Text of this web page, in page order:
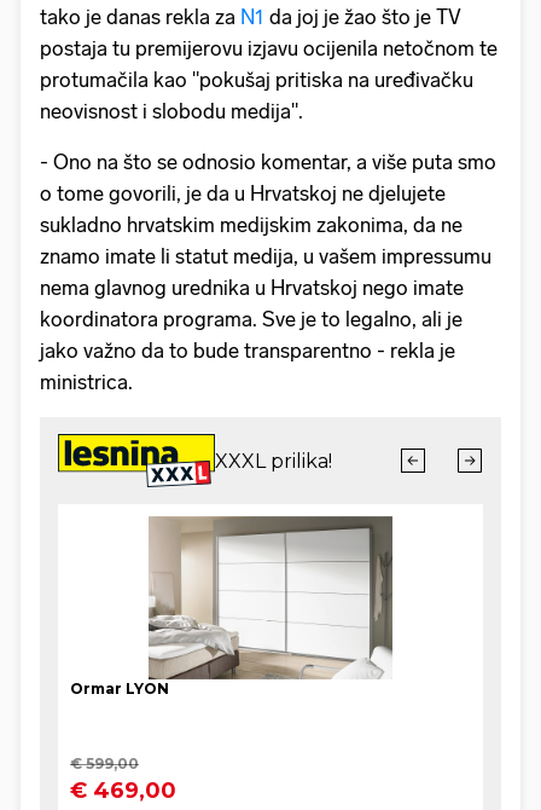
tako je danas rekla za N1 da joj je žao što je TV
postaja tu premijerovu izjavu ocijenila netočnom te
protumačila kao "pokušaj pritiska na uređivačku
neovisnost i slobodu medija".
- Ono na što se odnosio komentar, a više puta smo
o tome govorili, je da u Hrvatskoj ne djelujete
sukladno hrvatskim medijskim zakonima, da ne
znamo imate li statut medija, u vašem impressumu
nema glavnog urednika u Hrvatskoj nego imate
koordinatora programa. Sve je to legalno, ali je
jako važno da to bude transparentno - rekla je
ministrica.